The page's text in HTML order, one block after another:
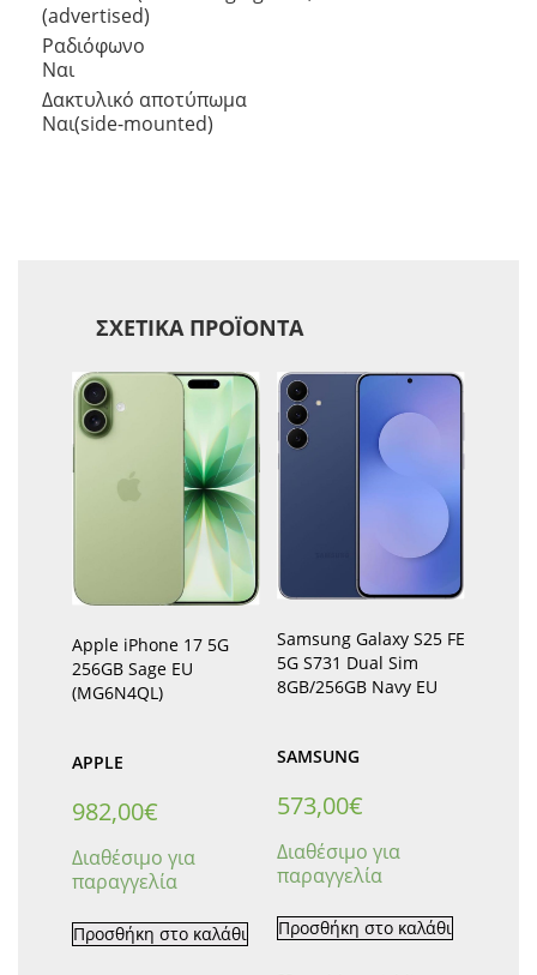
(advertised)
Ραδιόφωνο
Ναι
Δακτυλικό αποτύπωμα
Ναι(side-mounted)
ΣΧΕΤΙΚΆ ΠΡΟΪΌΝΤΑ
Apple iPhone 17 5G
256GB Sage EU
(MG6N4QL)
APPLE
982,00€
Διαθέσιμο για
παραγγελία
Προσθήκη στο καλάθι
Samsung Galaxy S25 FE
5G S731 Dual Sim
8GB/256GB Navy EU
SAMSUNG
573,00€
Διαθέσιμο για
παραγγελία
Προσθήκη στο καλάθι